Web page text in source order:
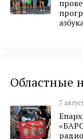
Областные
7